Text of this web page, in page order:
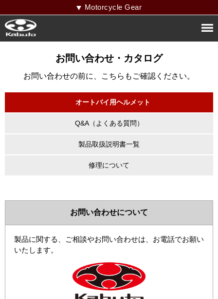
Motorcycle Gear
お問い合わせ・カタログ
お問い合わせの前に、こちらもご確認ください。
オートバイ用ヘルメット
Q&A（よくある質問）
製品取扱説明書一覧
修理について
お問い合わせについて
製品に関する、ご相談やお問い合わせは、お電話でお願い
いたします。